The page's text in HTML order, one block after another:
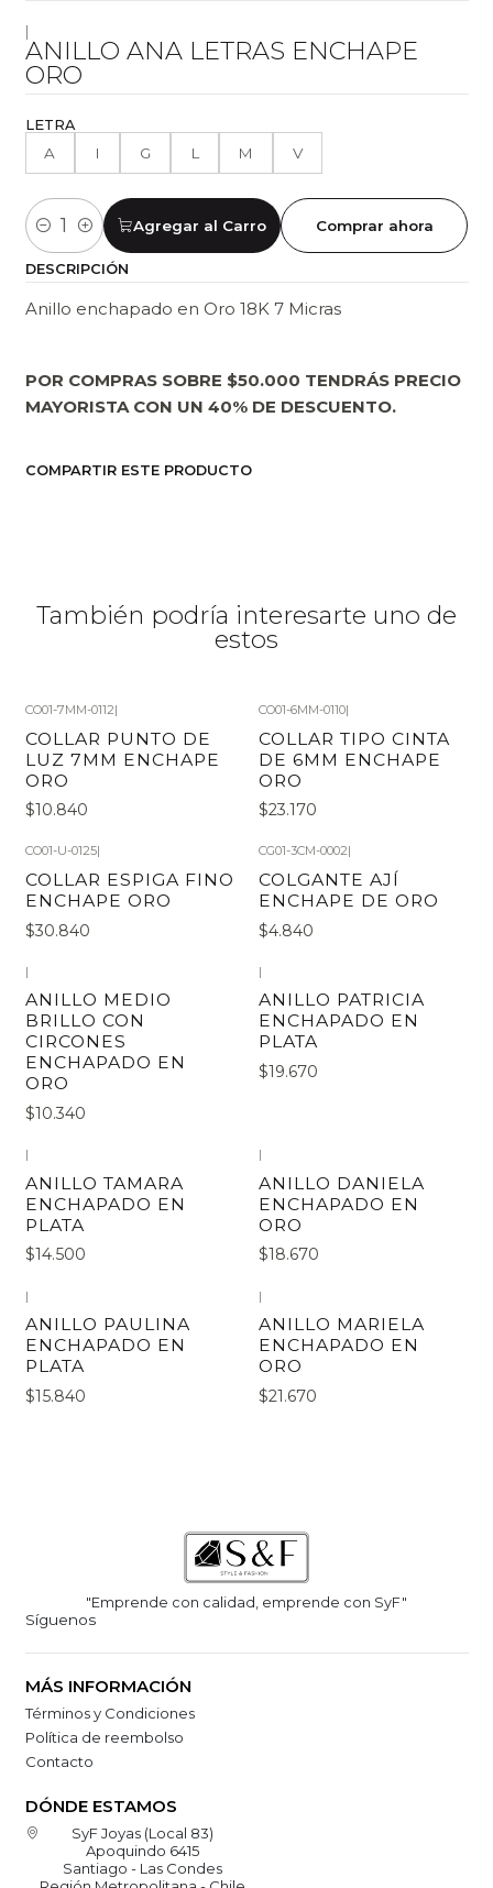
ANILLO ANA LETRAS ENCHAPE
ORO
LETRA
A I G L M V
Cantidad
Agregar al Carro Comprar ahora
DESCRIPCIÓN
Anillo enchapado en Oro 18K 7 Micras
POR COMPRAS SOBRE $50.000 TENDRÁS PRECIO
MAYORISTA CON UN 40% DE DESCUENTO.
COMPARTIR ESTE PRODUCTO
También podría interesarte uno de
estos
CO01-7MM-0112|
COLLAR PUNTO DE
LUZ 7MM ENCHAPE
ORO
$10.840
CO01-6MM-0110|
COLLAR TIPO CINTA
DE 6MM ENCHAPE
ORO
$23.170
CO01-U-0125|
COLLAR ESPIGA FINO
ENCHAPE ORO
$30.840
CG01-3CM-0002|
COLGANTE AJÍ
ENCHAPE DE ORO
$4.840
|
ANILLO MEDIO
BRILLO CON
CIRCONES
ENCHAPADO EN
ORO
$10.340
|
ANILLO PATRICIA
ENCHAPADO EN
PLATA
$19.670
|
ANILLO TAMARA
ENCHAPADO EN
PLATA
$14.500
|
ANILLO DANIELA
ENCHAPADO EN
ORO
$18.670
|
ANILLO PAULINA
ENCHAPADO EN
PLATA
$15.840
|
ANILLO MARIELA
ENCHAPADO EN
ORO
$21.670
"Emprende con calidad, emprende con SyF"
Síguenos
MÁS INFORMACIÓN
Términos y Condiciones
Política de reembolso
Contacto
DÓNDE ESTAMOS
SyF Joyas (Local 83)
Apoquindo 6415
Santiago - Las Condes